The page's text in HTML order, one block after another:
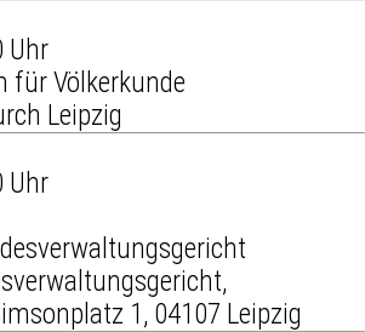
Uhr
für Völkerkunde
Leipzig
Uhr
1, 04107 Leipzig